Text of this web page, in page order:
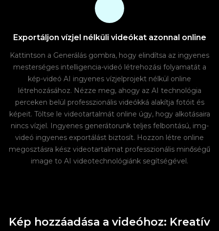
Exportáljon vízjel nélküli videókat azonnal online
Kattintson a Generálás gombra, hogy elindítsa az ingyenes
mesterséges intelligencia-videó létrehozási folyamatát a
kép-videó AI ingyenes vízjelprojekt nélkül online
létrehozásához. Nézze meg, ahogy az AI technológia
perceken belül professzionális videókká alakítja fotóit és
képeit. Töltse le videotartalmát online úgy, hogy alkotásaira
nincs vízjel. Ingyenes generátorunk teljes felbontású, img-
videó ingyenes exportálást biztosít. Hozzon létre online
megosztásra kész videotartalmat professzionális minőségű
image to AI videotechnológiánk segítségével.
Kép hozzáadása a videóhoz: Kreatív